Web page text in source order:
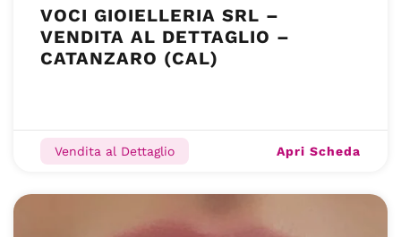
VOCI GIOIELLERIA SRL –
VENDITA AL DETTAGLIO –
CATANZARO (CAL)
Vendita al Dettaglio Apri Scheda